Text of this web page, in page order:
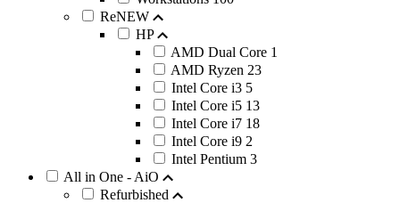
ReNEW
HP
AMD Dual Core 1
AMD Ryzen 23
Intel Core i3 5
Intel Core i5 13
Intel Core i7 18
Intel Core i9 2
Intel Pentium 3
All in One - AiO
Refurbished